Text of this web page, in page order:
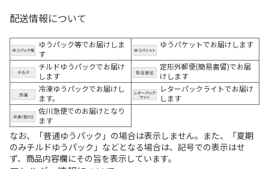
配送情報について
ゆうパック等でお届けしま
す
ゆうパケットでお届けします
チルドゆうパックでお届け
します
定形外郵便(簡易書留)でお届
けします
冷凍ゆうパックでお届けし
ます。
レターパックライトでお届け
します
佐川急便でのお届けとなり
ます
なお、「普通ゆうパック」の場合は表示しません。また、「夏期
のみチルドゆうパック」などとなる場合は、記号での表示はせ
ず、商品内容欄にその旨を表示しています。